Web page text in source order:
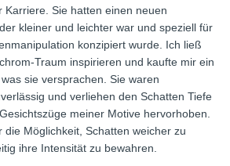
Karriere. Sie hatten einen neuen
kleiner und leichter war und speziell für
konzipiert wurde. Ich ließ
Traum inspirieren und kaufte mir ein
sie versprachen. Sie waren
und verliehen den Schatten Tiefe
meiner Motive hervorhoben.
die Möglichkeit, Schatten weicher zu
ihre Intensität zu bewahren.